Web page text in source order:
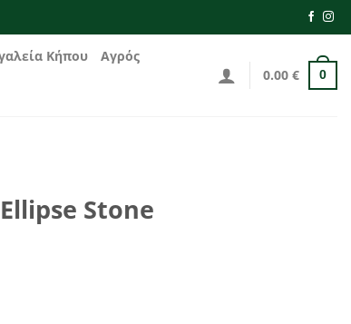
Κήπου Αγρός
0.00€ 0
Stone